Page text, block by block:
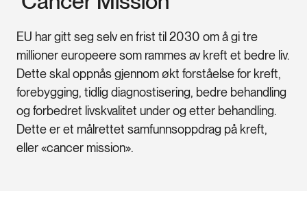
EU har gitt seg selv en frist til 2030 om å gi tre
millioner europeere som rammes av kreft et bedre liv.
Dette skal oppnås gjennom økt forståelse for kreft,
forebygging, tidlig diagnostisering, bedre behandling
og forbedret livskvalitet under og etter behandling.
Dette er et målrettet samfunnsoppdrag på kreft,
eller «cancer mission».